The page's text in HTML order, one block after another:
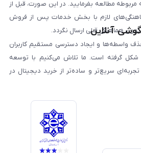
مربوطه مطالعه بفرمایید. در این صورت، قبل از
هماهنگی‌های لازم با بخش خدمات پس از فروش
هماهنگی قبلی ارسال نگردد.
آنلاین
واسطه‌ها و ایجاد دسترسی مستقیم کاربران
شکل گرفته است. ما تلاش می‌کنیم با توسعه
سریع‌تر و ساده‌تر از خرید دیجیتال در
مرجعی قابل اعتماد برای خرید کالای دیجیتال،
مسیر ما را روشن‌تر می‌کند. ما باور
به کسب‌وکارهایی است که صداقت و شفافیت
آنلاین با تکیه بر تجربه و تخصص، با قدرت به
می‌کند.